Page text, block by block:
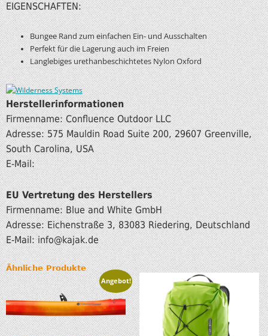
EIGENSCHAFTEN:
Bungee Rand zum einfachen Ein- und Ausschalten
Perfekt für die Lagerung auch im Freien
Langlebiges urethanbeschichtetes Nylon Oxford
Herstellerinformationen
Firmenname: Confluence Outdoor LLC
Adresse: 575 Mauldin Road Suite 200, 29607 Greenville,
South Carolina, USA
E-Mail:
EU Vertretung des Herstellers
Firmenname: Blue and White GmbH
Adresse: Eichenstraße 3, 83083 Riedering, Deutschland
E-Mail: info@kajak.de
Ähnliche Produkte
Angebot!